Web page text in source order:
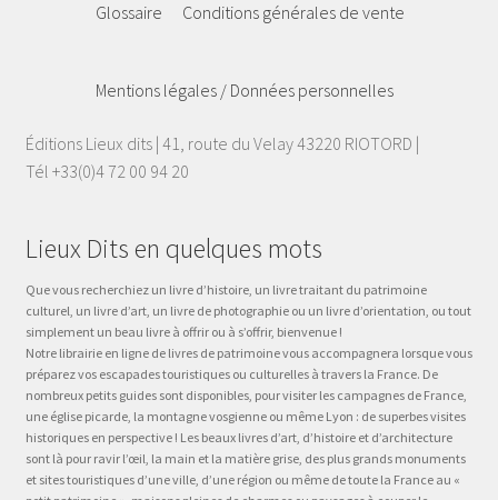
Glossaire Conditions générales de vente
Mentions légales / Données personnelles
Éditions Lieux dits | 41, route du Velay 43220 RIOTORD |
Tél +33(0)4 72 00 94 20
Lieux Dits en quelques mots
Que vous recherchiez un livre d’histoire, un livre traitant du patrimoine
culturel, un livre d’art, un livre de photographie ou un livre d’orientation, ou tout
simplement un beau livre à offrir ou à s’offrir, bienvenue !
Notre librairie en ligne de livres de patrimoine vous accompagnera lorsque vous
préparez vos escapades touristiques ou culturelles à travers la France. De
nombreux petits guides sont disponibles, pour visiter les campagnes de France,
une église picarde, la montagne vosgienne ou même Lyon : de superbes visites
historiques en perspective ! Les beaux livres d’art, d’histoire et d’architecture
sont là pour ravir l’œil, la main et la matière grise, des plus grands monuments
et sites touristiques d’une ville, d’une région ou même de toute la France au «